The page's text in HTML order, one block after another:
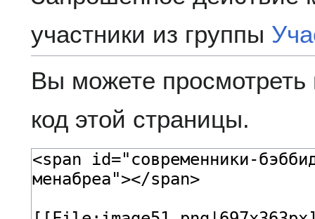
участники из группы
Вы можете просмотреть
код этой страницы.